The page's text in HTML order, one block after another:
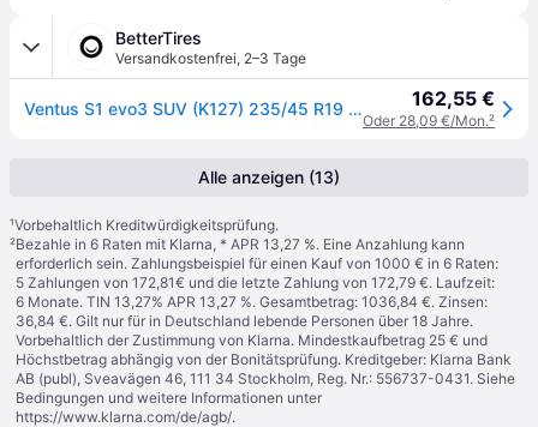
BetterTires
Versandkostenfrei, 2–3 Tage
Ventus S1 evo3 SUV (K127) 235/45 R19 95V RFT Sommerreifen 162,55 €
Oder 28,09 €/Mon.²
Alle anzeigen (13)
¹Vorbehaltlich Kreditwürdigkeitsprüfung.
²Bezahle in 6 Raten mit Klarna, * APR 13,27 %. Eine Anzahlung kann
erforderlich sein. Zahlungsbeispiel für einen Kauf von 1000 € in 6 Raten:
5 Zahlungen von 172,81€ und die letzte Zahlung von 172,79 €. Laufzeit:
6 Monate. TIN 13,27% APR 13,27 %. Gesamtbetrag: 1036,84 €. Zinsen:
36,84 €. Gilt nur für in Deutschland lebende Personen über 18 Jahre.
Vorbehaltlich der Zustimmung von Klarna. Mindestkaufbetrag 25 € und
Höchstbetrag abhängig von der Bonitätsprüfung. Kreditgeber: Klarna Bank
AB (publ), Sveavägen 46, 111 34 Stockholm, Reg. Nr.: 556737-0431. Siehe
Bedingungen und weitere Informationen unter
https://www.klarna.com/de/agb/.